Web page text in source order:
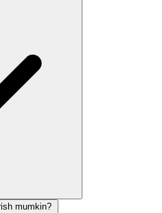
mumkin?